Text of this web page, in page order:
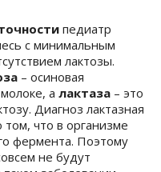
педиатр
с минимальным
лактозы.
– осиновая
а лактаза – это
Диагноз лактазная
том, что в организме
фермента. Поэтому
не будут